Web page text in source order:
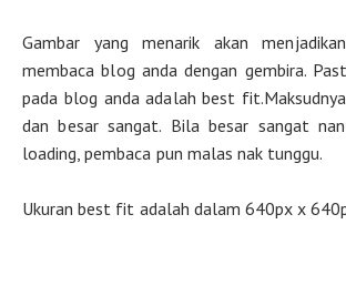
Gambar yang menarik akan
membaca blog anda dengan gembira.
pada blog anda adalah best
dan besar sangat. Bila besar sangat
loading, pembaca pun malas nak tunggu.
Ukuran best fit adalah dalam 640px x